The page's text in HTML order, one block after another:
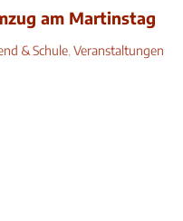
am Martinstag
& Schule,Veranstaltungen